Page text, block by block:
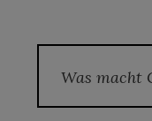
Was macht